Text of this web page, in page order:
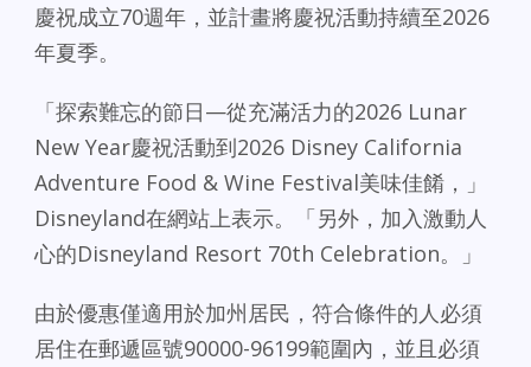
慶祝成立70週年，並計畫將慶祝活動持續至2026
年夏季。
「探索難忘的節日—從充滿活力的2026 Lunar
New Year慶祝活動到2026 Disney California
Adventure Food & Wine Festival美味佳餚，」
Disneyland在網站上表示。「另外，加入激動人
心的Disneyland Resort 70th Celebration。」
由於優惠僅適用於加州居民，符合條件的人必須
居住在郵遞區號90000-96199範圍內，並且必須